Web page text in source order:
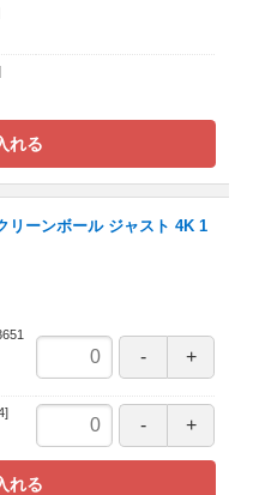
れる
リーンボール ジャスト 4K 1
れる